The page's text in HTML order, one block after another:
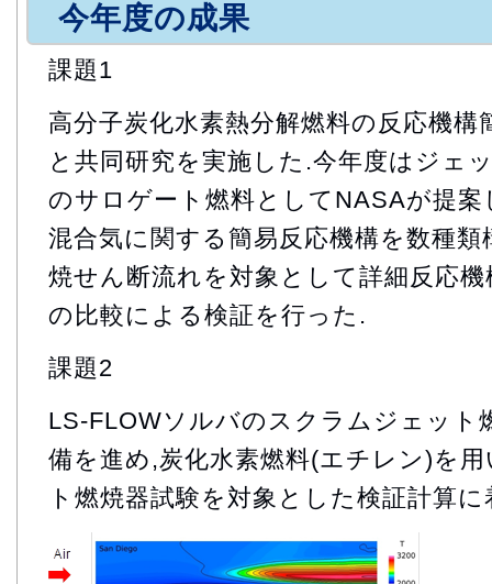
今年度の成果
課題1
高分子炭化水素熱分解燃料の反応機構
と共同研究を実施した.今年度はジェ
のサロゲート燃料としてNASAが提
混合気に関する簡易反応機構を数種
焼せん断流れを対象として詳細反応
の比較による検証を行った.
課題2
LS-FLOWソルバのスクラムジェット
備を進め,炭化水素燃料(エチレン)を
ト燃焼器試験を対象とした検証計算